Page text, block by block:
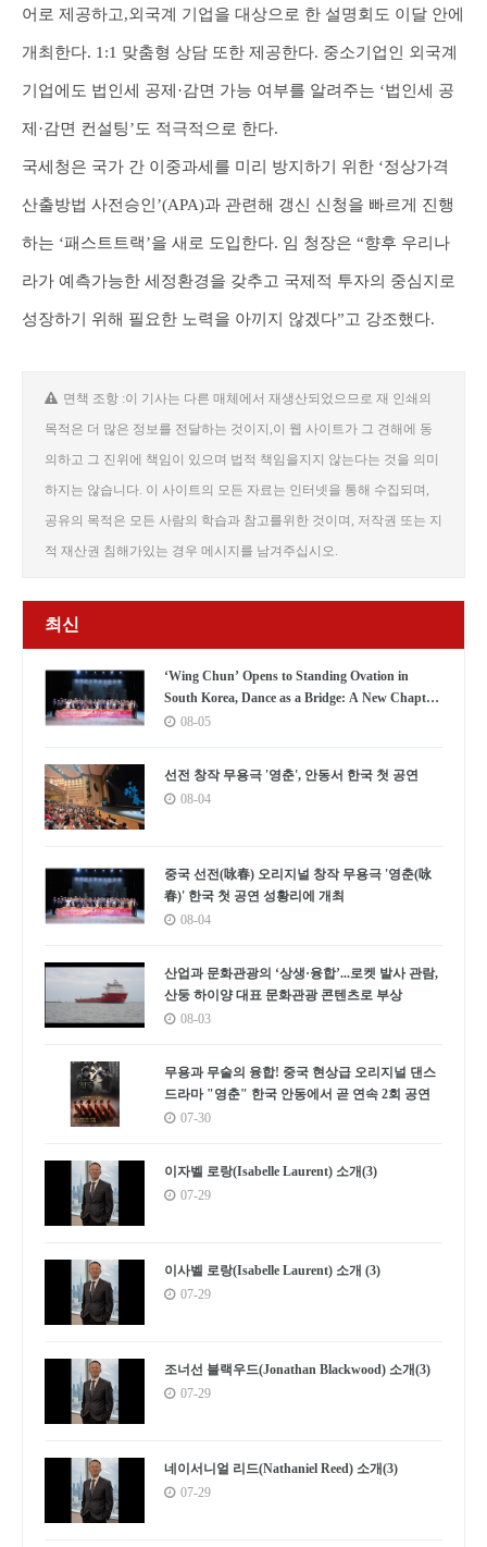
어로 제공하고,외국계 기업을 대상으로 한 설명회도 이달 안에
개최한다. 1:1 맞춤형 상담 또한 제공한다. 중소기업인 외국계
기업에도 법인세 공제·감면 가능 여부를 알려주는 ‘법인세 공
제·감면 컨설팅’도 적극적으로 한다.
국세청은 국가 간 이중과세를 미리 방지하기 위한 ‘정상가격
산출방법 사전승인’(APA)과 관련해 갱신 신청을 빠르게 진행
하는 ‘패스트트랙’을 새로 도입한다. 임 청장은 “향후 우리나
라가 예측가능한 세정환경을 갖추고 국제적 투자의 중심지로
성장하기 위해 필요한 노력을 아끼지 않겠다”고 강조했다.
면책 조항 :이 기사는 다른 매체에서 재생산되었으므로 재 인쇄의
목적은 더 많은 정보를 전달하는 것이지,이 웹 사이트가 그 견해에 동
의하고 그 진위에 책임이 있으며 법적 책임을지지 않는다는 것을 의미
하지는 않습니다. 이 사이트의 모든 자료는 인터넷을 통해 수집되며,
공유의 목적은 모든 사람의 학습과 참고를위한 것이며, 저작권 또는 지
적 재산권 침해가있는 경우 메시지를 남겨주십시오.
최신
‘Wing Chun’ Opens to Standing Ovation in
South Korea, Dance as a Bridge: A New Chapter
for China-Korea Cultural Exchange.
08-05
선전 창작 무용극 '영춘', 안동서 한국 첫 공연
08-04
중국 선전(咏春) 오리지널 창작 무용극 '영춘(咏
春)' 한국 첫 공연 성황리에 개최
08-04
산업과 문화관광의 ‘상생·융합’...로켓 발사 관람,
산둥 하이양 대표 문화관광 콘텐츠로 부상
08-03
무용과 무술의 융합! 중국 현상급 오리지널 댄스
드라마 "영춘" 한국 안동에서 곧 연속 2회 공연
07-30
이자벨 로랑(Isabelle Laurent) 소개(3)
07-29
이사벨 로랑(Isabelle Laurent) 소개 (3)
07-29
조너선 블랙우드(Jonathan Blackwood) 소개(3)
07-29
네이서니얼 리드(Nathaniel Reed) 소개(3)
07-29